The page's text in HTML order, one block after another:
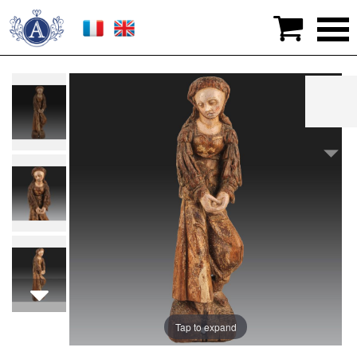
> Oeuvres D'Art
STATUETTE
REPRESENTANT UNE PLEUREUSE
Tap to expand
